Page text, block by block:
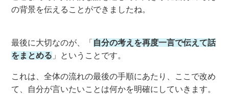
の背景を伝えることができ ましたね。
最後に大切なのが、 「 自分の考えを再度一言で伝えて話
をまとめる 」 という ことです。
これは、全体の流れの最後の手順にあたり、 ここで改め
て、自分が言いたいことは何かを明確に していきます。